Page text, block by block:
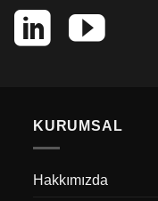
KURUMSAL
Hakkımızda